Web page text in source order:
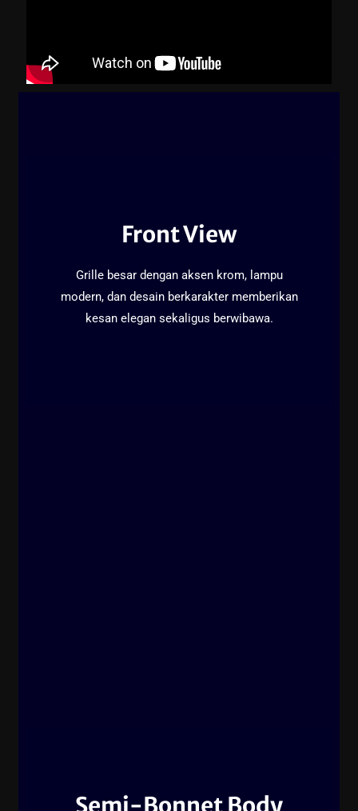
Front View
Grille besar dengan aksen krom, lampu
modern, dan desain berkarakter memberikan
kesan elegan sekaligus berwibawa.